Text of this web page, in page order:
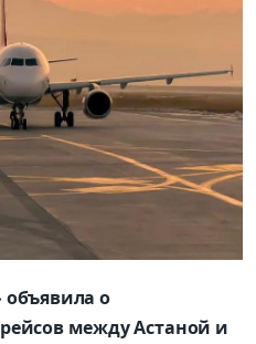
о
между Астаной и